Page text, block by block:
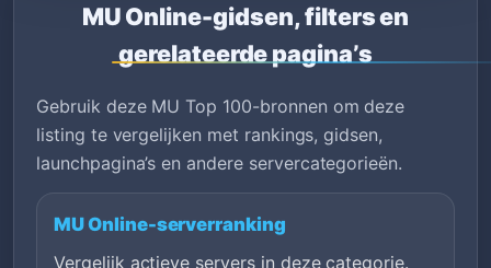
MU Online-gidsen, filters en
gerelateerde pagina’s
Gebruik deze MU Top 100-bronnen om deze
listing te vergelijken met rankings, gidsen,
launchpagina’s en andere servercategorieën.
MU Online-serverranking
Vergelijk actieve servers in deze categorie.